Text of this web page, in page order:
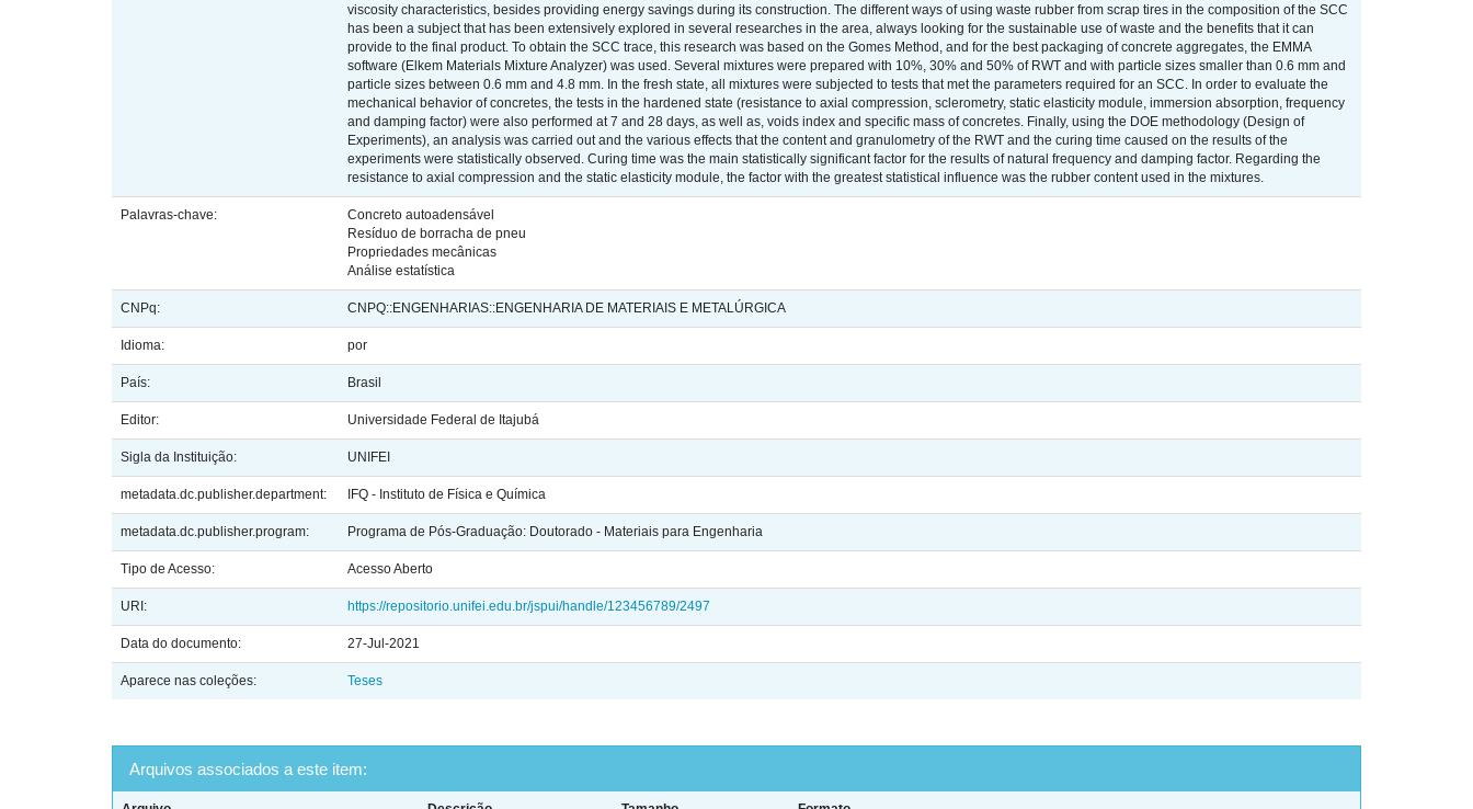
viscosity characteristics, besides providing energy savings during its construction. The different ways of using waste rubber from scrap tires in the composition of the SCC
has been a subject that has been extensively explored in several researches in the area, always looking for the sustainable use of waste and the benefits that it can
provide to the final product. To obtain the SCC trace, this research was based on the Gomes Method, and for the best packaging of concrete aggregates, the EMMA
software (Elkem Materials Mixture Analyzer) was used. Several mixtures were prepared with 10%, 30% and 50% of RWT and with particle sizes smaller than 0.6 mm and
particle sizes between 0.6 mm and 4.8 mm. In the fresh state, all mixtures were subjected to tests that met the parameters required for an SCC. In order to evaluate the
mechanical behavior of concretes, the tests in the hardened state (resistance to axial compression, sclerometry, static elasticity module, immersion absorption, frequency
and damping factor) were also performed at 7 and 28 days, as well as, voids index and specific mass of concretes. Finally, using the DOE methodology (Design of
Experiments), an analysis was carried out and the various effects that the content and granulometry of the RWT and the curing time caused on the results of the
experiments were statistically observed. Curing time was the main statistically significant factor for the results of natural frequency and damping factor. Regarding the
resistance to axial compression and the static elasticity module, the factor with the greatest statistical influence was the rubber content used in the mixtures.
Palavras-chave:
Concreto autoadensável
Resíduo de borracha de pneu
Propriedades mecânicas
Análise estatística
CNPq: CNPQ::ENGENHARIAS::ENGENHARIA DE MATERIAIS E METALÚRGICA
Idioma: por
País: Brasil
Editor: Universidade Federal de Itajubá
Sigla da Instituição: UNIFEI
metadata.dc.publisher.department: IFQ - Instituto de Física e Química
metadata.dc.publisher.program: Programa de Pós-Graduação: Doutorado - Materiais para Engenharia
Tipo de Acesso: Acesso Aberto
URI: https://repositorio.unifei.edu.br/jspui/handle/123456789/2497
Data do documento: 27-Jul-2021
Aparece nas coleções: Teses
Arquivos associados a este item: